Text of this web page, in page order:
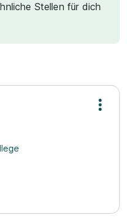
Stellen für dich